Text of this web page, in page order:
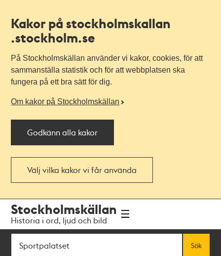
Kakor på stockholmskallan
.stockholm.se
På Stockholmskällan använder vi kakor, cookies, för att
sammanställa statistik och för att webbplatsen ska
fungera på ett bra sätt för dig.
Om kakor på Stockholmskällan
Godkänn alla kakor
Välj vilka kakor vi får använda
navigationen
huvudinnehållet
Stockholmskällan
Historia i ord, ljud och bild
Sök
Sök